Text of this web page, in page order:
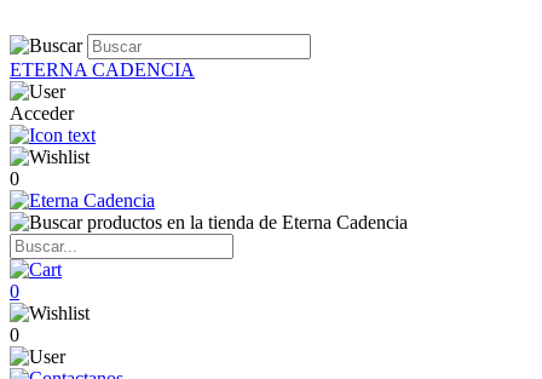
ETERNA CADENCIA
Acceder
0
0
0